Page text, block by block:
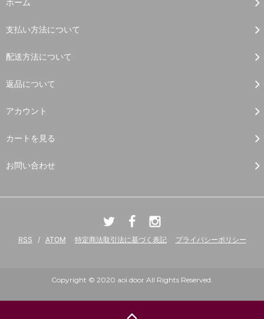
ホーム
支払い方法について
配送方法について
返品について
アカウント
カートを見る
お問い合わせ
RSS / ATOM 特定商法取引法に基づく表記 プライバシーポリシー
Copyright © 2020 aoi door All Rights Reserved.